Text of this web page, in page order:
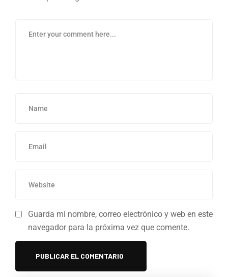
Guarda mi nombre, correo electrónico y web en este
navegador para la próxima vez que comente.